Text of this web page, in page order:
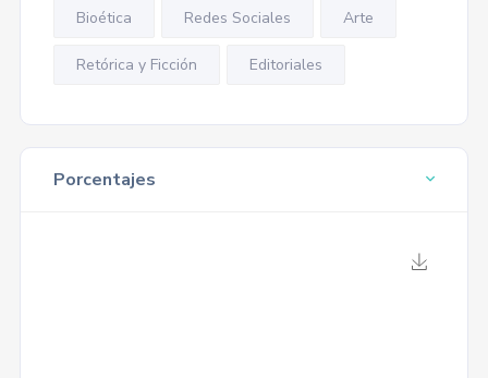
Bioética Redes Sociales Arte
Retórica y Ficción Editoriales
Porcentajes